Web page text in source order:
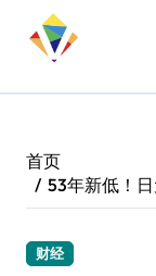
首页
53年新低！
财经